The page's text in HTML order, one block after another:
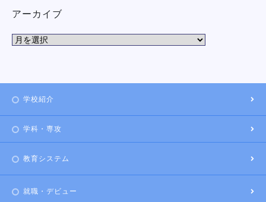
アーカイブ
学校紹介
学科・専攻
教育システム
就職・デビュー